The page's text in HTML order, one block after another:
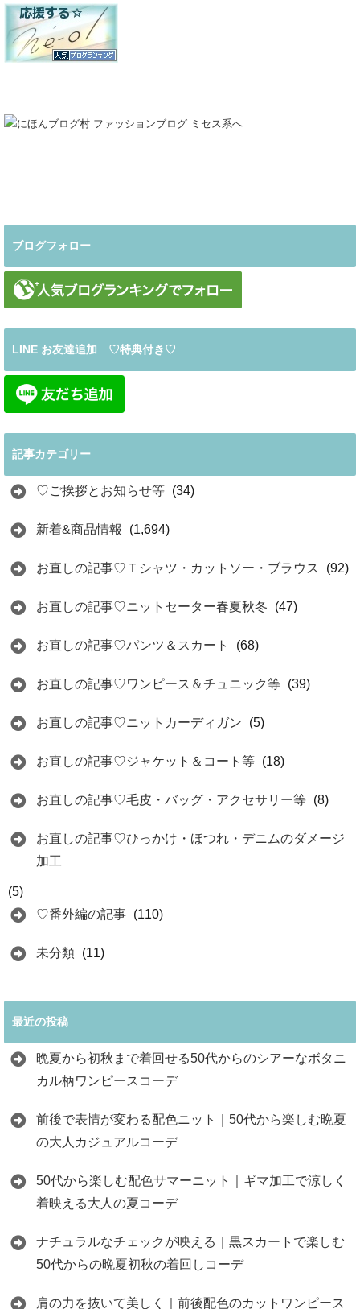
ブログフォロー
LINE お友達追加 ♡特典付き♡
記事カテゴリー
♡ご挨拶とお知らせ等 (34)
新着&商品情報 (1,694)
お直しの記事♡Ｔシャツ・カットソー・ブラウス (92)
お直しの記事♡ニットセーター春夏秋冬 (47)
お直しの記事♡パンツ＆スカート (68)
お直しの記事♡ワンピース＆チュニック等 (39)
お直しの記事♡ニットカーディガン (5)
お直しの記事♡ジャケット＆コート等 (18)
お直しの記事♡毛皮・バッグ・アクセサリー等 (8)
お直しの記事♡ひっかけ・ほつれ・デニムのダメージ
加工
(5)
♡番外編の記事 (110)
未分類 (11)
最近の投稿
晩夏から初秋まで着回せる50代からのシアーなボタニ
カル柄ワンピースコーデ
前後で表情が変わる配色ニット｜50代から楽しむ晩夏
の大人カジュアルコーデ
50代から楽しむ配色サマーニット｜ギマ加工で涼しく
着映える大人の夏コーデ
ナチュラルなチェックが映える｜黒スカートで楽しむ
50代からの晩夏初秋の着回しコーデ
肩の力を抜いて美しく｜前後配色のカットワンピース